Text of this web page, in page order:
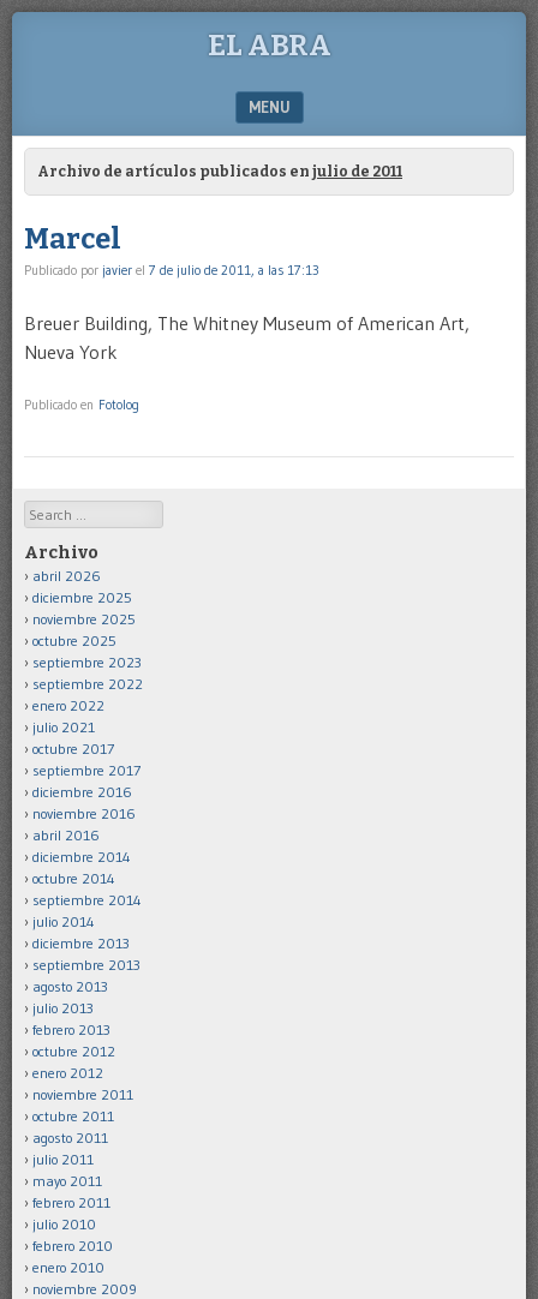
EL ABRA
MENU
SKIP TO CONTENT
Archivo de artículos publicados en julio de 2011
Marcel
Publicado por javier el 7 de julio de 2011, a las 17:13
Breuer Building, The Whitney Museum of American Art,
Nueva York
Publicado en Fotolog
Search
Archivo
abril 2026
diciembre 2025
noviembre 2025
octubre 2025
septiembre 2023
septiembre 2022
enero 2022
julio 2021
octubre 2017
septiembre 2017
diciembre 2016
noviembre 2016
abril 2016
diciembre 2014
octubre 2014
septiembre 2014
julio 2014
diciembre 2013
septiembre 2013
agosto 2013
julio 2013
febrero 2013
octubre 2012
enero 2012
noviembre 2011
octubre 2011
agosto 2011
julio 2011
mayo 2011
febrero 2011
julio 2010
febrero 2010
enero 2010
noviembre 2009